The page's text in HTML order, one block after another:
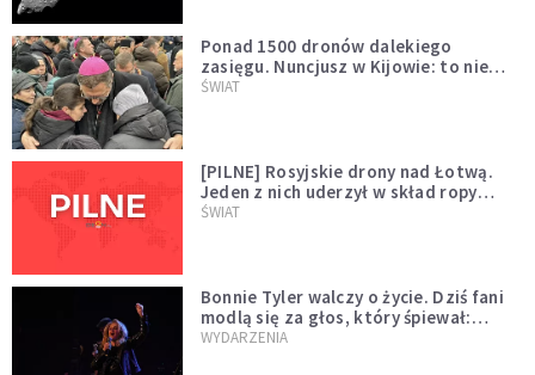
Ponad 1500 dronów dalekiego
zasięgu. Nuncjusz w Kijowie: to nie
wygląda na wolę zakończenia wojny
ŚWIAT
[PILNE] Rosyjskie drony nad Łotwą.
Jeden z nich uderzył w skład ropy
naftowej
ŚWIAT
Bonnie Tyler walczy o życie. Dziś fani
modlą się za głos, który śpiewał:
"Lord, help me"
WYDARZENIA